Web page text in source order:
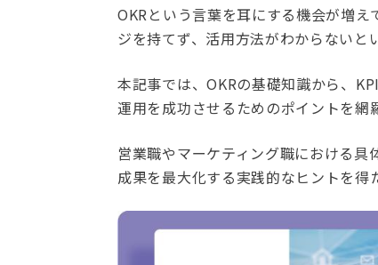
OKRという言葉を耳にする機会が増
ジを持てず、活用方法がわからない
本記事では、OKRの基礎知識から、
運用を成功させるためのポイントを網
営業職やマーケティング職における
成果を最大化する実践的なヒントを得